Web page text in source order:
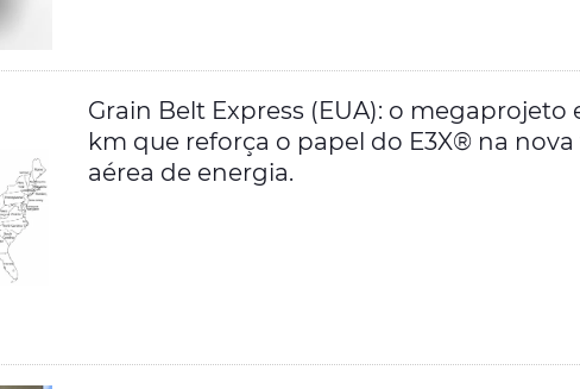
Grain Belt Express (EUA): o megaprojeto
km que reforça o papel do E3X® na
aérea de energia.